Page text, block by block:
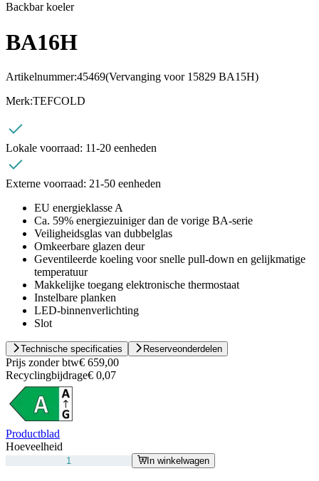
Backbar koeler
BA16H
Artikelnummer:45469(Vervanging voor 15829 BA15H)
Merk:TEFCOLD
Lokale voorraad: 11-20 eenheden
Externe voorraad: 21-50 eenheden
EU energieklasse A
Ca. 59% energiezuiniger dan de vorige BA-serie
Veiligheidsglas van dubbelglas
Omkeerbare glazen deur
Geventileerde koeling voor snelle pull-down en gelijkmatige
temperatuur
Makkelijke toegang elektronische thermostaat
Instelbare planken
LED-binnenverlichting
Slot
Technische specificaties Reserveonderdelen
Prijs zonder btw€ 659,00
Recyclingbijdrage€ 0,07
Productblad
Hoeveelheid
In winkelwagen